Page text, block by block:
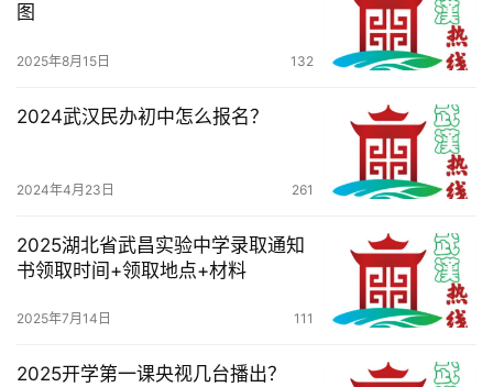
察
关
服
导
图
2025年8月15日 132
2024武汉民办初中怎么报名？
2024年4月23日 261
2025湖北省武昌实验中学录取通知
书领取时间+领取地点+材料
2025年7月14日 111
2025开学第一课央视几台播出？